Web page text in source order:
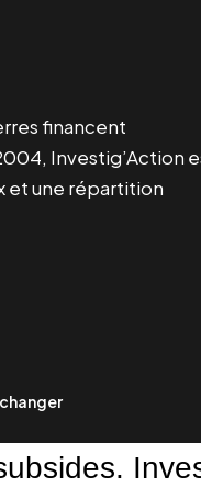
financent
Investig’Action
et une répartition